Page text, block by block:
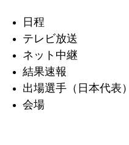
日程
テレビ放送
ネット中継
結果速報
出場選手（日本代表）
会場